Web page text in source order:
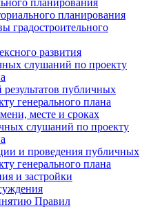
планирования
планирования
градостроительного
развития
слушаний по проекту
публичных
генерального плана
месте и сроках
слушаний по проекту
и проведения публичных
генерального плана
и застройки
Правил